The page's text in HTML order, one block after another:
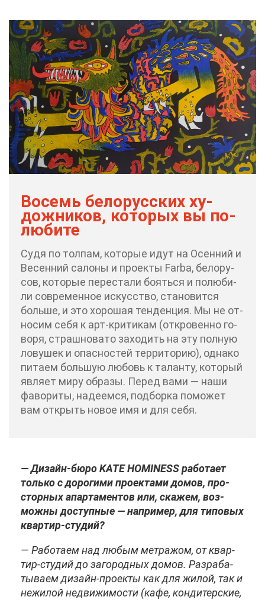
Во­семь бе­ло­рус­ских ху­
дож­ни­ков, ко­то­рых вы по­
лю­би­те
Су­дя по тол­пам, ко­то­рые идут на Осен­ний и
Ве­сен­ний са­ло­ны и про­ек­ты Farba, бе­ло­ру­
сов, ко­то­рые пе­ре­ста­ли бо­ять­ся и по­лю­би­
ли со­вре­мен­ное ис­кус­ство, ста­но­вит­ся
боль­ше, и это хо­ро­шая тен­ден­ция. Мы не от­
но­сим се­бя к арт-кри­ти­кам (от­кро­вен­но го­
во­ря, страш­но­ва­то за­хо­дить на эту пол­ную
ло­ву­шек и опас­но­стей тер­ри­то­рию), од­на­ко
пи­та­ем боль­шую лю­бовь к та­лан­ту, ко­то­рый
яв­ля­ет ми­ру об­ра­зы. Пе­ред ва­ми — на­ши
фа­во­ри­ты, на­де­ем­ся, под­бор­ка по­мо­жет
вам от­крыть но­вое имя и для се­бя.
— Ди­зайн-бю­ро KATE HOMINESS ра­бо­та­ет
толь­ко с до­ро­ги­ми про­ек­та­ми до­мов, про­
стор­ных апар­та­мен­тов или, ска­жем, воз­
мож­ны до­ступ­ные — на­при­мер, для ти­по­вых
квар­тир-сту­дий?
— Ра­бо­та­ем над лю­бым мет­ра­жом, от квар­
тир-сту­дий до за­го­род­ных до­мов. Раз­ра­ба­
ты­ва­ем ди­зайн-про­ек­ты как для жи­лой, так и
нежи­лой недви­жи­мо­сти (ка­фе, кон­ди­тер­ские,